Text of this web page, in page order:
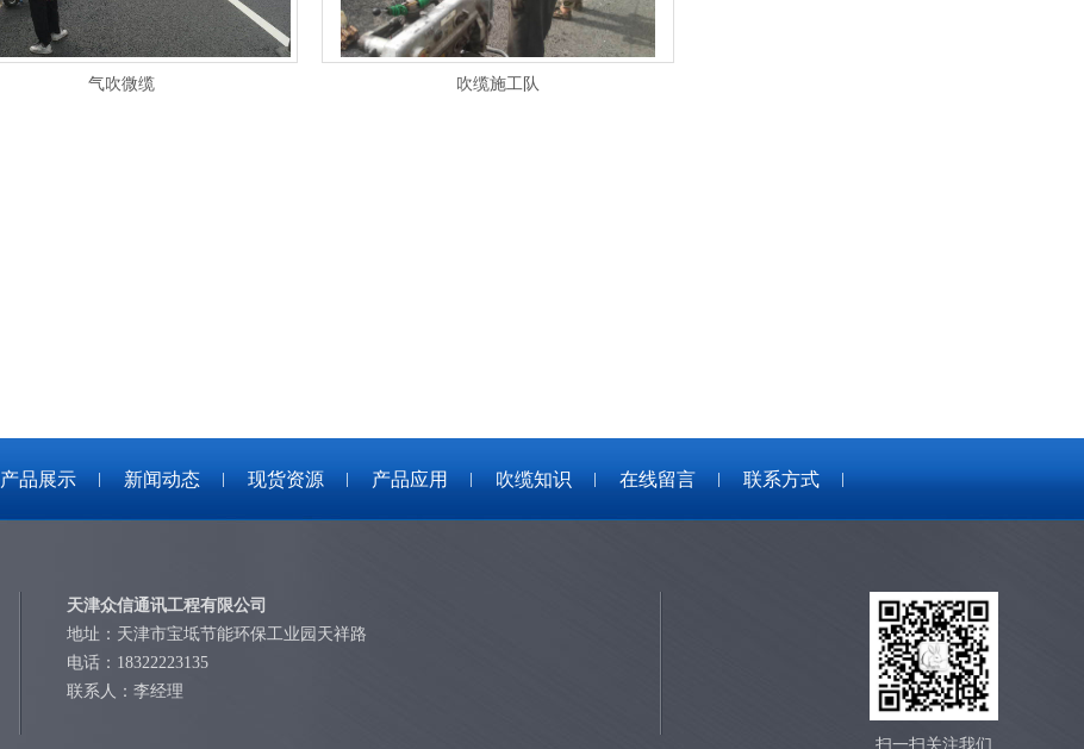
气吹微缆 吹缆施工队
产品展示 新闻动态 现货资源 产品应用 吹缆知识 在线留言 联系方式
天津众信通讯工程有限公司
地址：天津市宝坻节能环保工业园天祥路
电话：18322223135
联系人：李经理
扫一扫关注我们